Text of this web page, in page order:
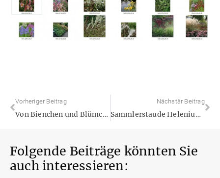
Vorheriger Beitrag
Von Bienchen und Blümchen
Nächstär Beitrag
Sammlerstaude Helenium: Im Bann der Sonnenbraut
Folgende Beiträge könnten Sie
auch interessieren: